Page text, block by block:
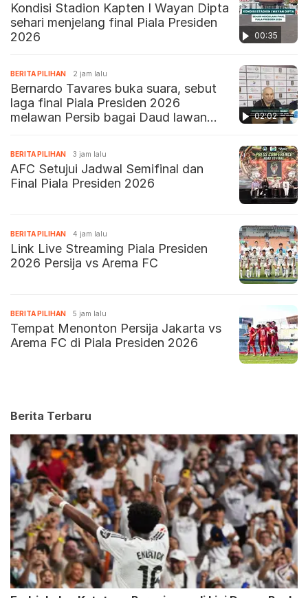
00:35
Kondisi Stadion Kapten I Wayan Dipta
sehari menjelang final Piala Presiden
2026
02:02
BERITA PILIHAN 2 jam lalu
Bernardo Tavares buka suara, sebut
laga final Piala Presiden 2026
melawan Persib bagai Daud lawan
BERITA PILIHAN 3 jam lalu
AFC Setujui Jadwal Semifinal dan
Final Piala Presiden 2026
BERITA PILIHAN 4 jam lalu
Link Live Streaming Piala Presiden
2026 Persija vs Arema FC
BERITA PILIHAN 5 jam lalu
Tempat Menonton Persija Jakarta vs
Arema FC di Piala Presiden 2026
Berita Terbaru